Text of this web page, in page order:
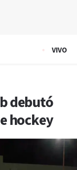
VIVO
debutó
hockey